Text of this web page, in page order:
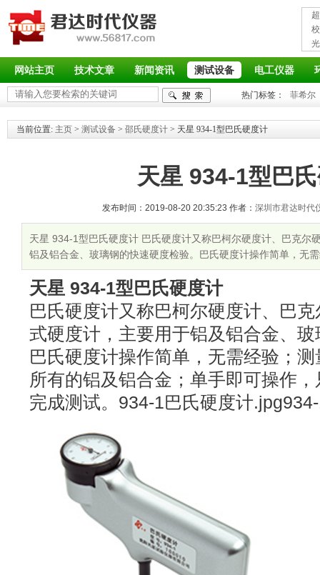
网站主页 技术文章 新闻资讯 测试设备 电工仪器
热门标签： 菲希尔
当前位置: 主页 > 测试设备 > 邵氏硬度计 > 天星 934-1型巴氏硬度计
天星 934-1型巴
发布时间：2019-08-20 20:35:23 作者： 深圳市君达时代
天星 934-1型巴氏硬度计 巴氏硬度计又称巴柯尔硬度计、巴克尔
铝及铝合金、玻璃钢的快速硬度检验。巴氏硬度计操作简单，无
天星 934-1型巴氏硬度计
巴氏硬度计又称巴柯尔硬度计、巴
式硬度计，主要用于铝及铝合金、
巴氏硬度计操作简单，无需经验；
所有的铝及铝合金；单手即可操作
完成测试。934-1巴氏硬度计